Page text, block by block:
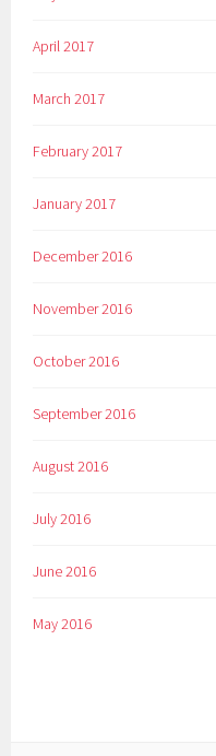
April 2017
March 2017
February 2017
January 2017
December 2016
November 2016
October 2016
September 2016
August 2016
July 2016
June 2016
May 2016